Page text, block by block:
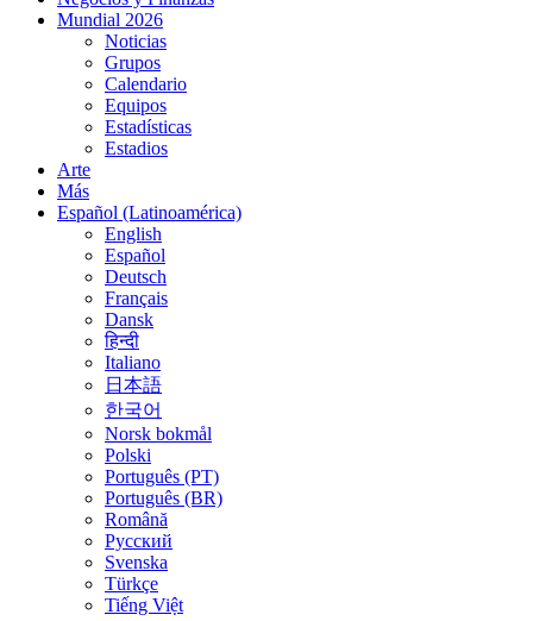
Mundial 2026
Noticias
Grupos
Calendario
Equipos
Estadísticas
Estadios
Arte
Más
Español (Latinoamérica)
English
Español
Deutsch
Français
Dansk
हिन्दी
Italiano
日本語
한국어
Norsk bokmål
Polski
Português (PT)
Português (BR)
Română
Русский
Svenska
Türkçe
Tiếng Việt